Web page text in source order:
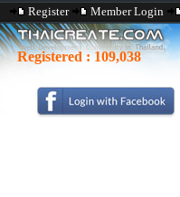
Register Member Login
Registered : 109,038